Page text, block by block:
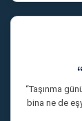
“Taşınma
bina ne de